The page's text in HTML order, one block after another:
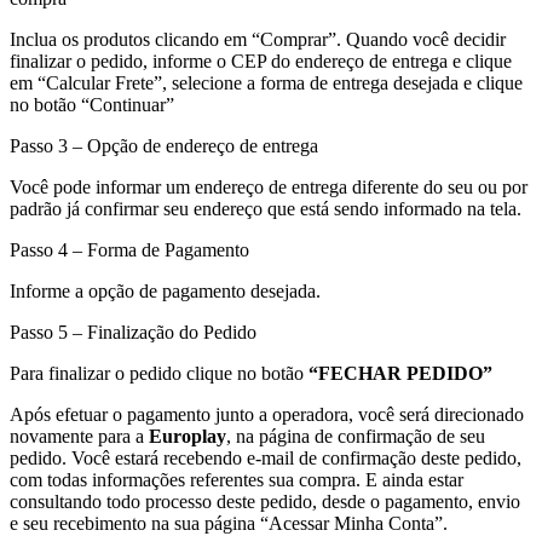
Inclua os produtos clicando em “Comprar”. Quando você decidir
finalizar o pedido, informe o CEP do endereço de entrega e clique
em “Calcular Frete”, selecione a forma de entrega desejada e clique
no botão “Continuar”
Passo 3 – Opção de endereço de entrega
Você pode informar um endereço de entrega diferente do seu ou por
padrão já confirmar seu endereço que está sendo informado na tela.
Passo 4 – Forma de Pagamento
Informe a opção de pagamento desejada.
Passo 5 – Finalização do Pedido
Para finalizar o pedido clique no botão “FECHAR PEDIDO”
Após efetuar o pagamento junto a operadora, você será direcionado
novamente para a Europlay, na página de confirmação de seu
pedido. Você estará recebendo e-mail de confirmação deste pedido,
com todas informações referentes sua compra. E ainda estar
consultando todo processo deste pedido, desde o pagamento, envio
e seu recebimento na sua página “Acessar Minha Conta”.